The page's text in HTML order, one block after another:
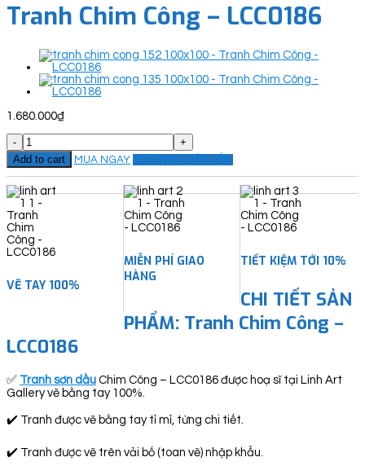
Tranh Chim Công – LCC0186
1.680.000₫
Tranh
Chim
Công
-
LCC0186
quantity
Add to cart MUA NGAY ĐẶT THEO YÊU CẦU
VẼ TAY 100%
MIỄN PHÍ GIAO
HÀNG
TIẾT KIỆM TỚI 10%
CHI TIẾT SẢN
PHẨM: Tranh Chim Công –
LCC0186
✅ Tranh sơn dầu Chim Công – LCC0186 được hoạ sĩ tại Linh Art
Gallery vẽ bằng tay 100%.
✔️ Tranh được vẽ bằng tay tỉ mỉ, từng chi tiết.
✔️ Tranh được vẽ trên vải bố (toan vẽ) nhập khẩu.